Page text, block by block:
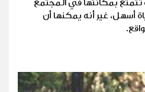
بمكانتها في المجتمع
أسهل، غير أنه يمكنها أن